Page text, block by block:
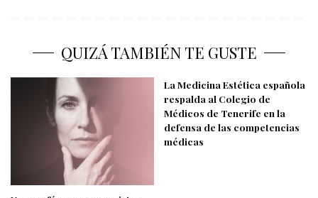
QUIZÁ TAMBIÉN TE GUSTE
La Medicina Estética española
respalda al Colegio de
Médicos de Tenerife en la
defensa de las competencias
médicas